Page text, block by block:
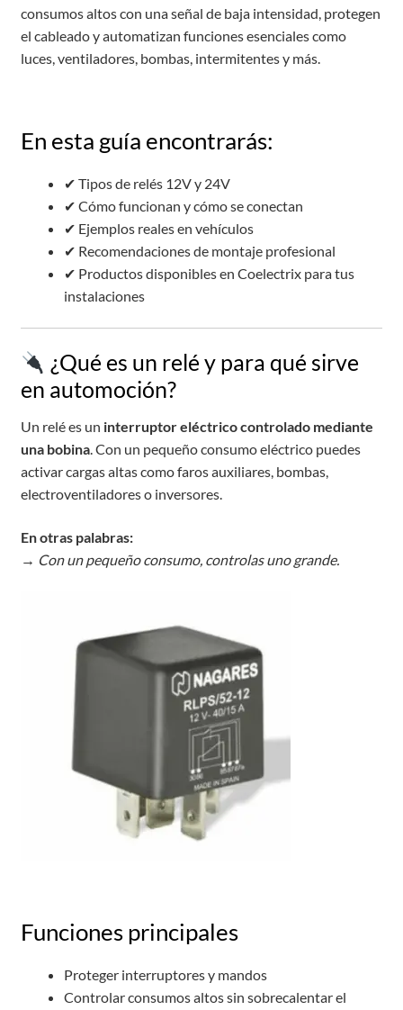
consumos altos con una señal de baja intensidad, protegen
el cableado y automatizan funciones esenciales como
luces, ventiladores, bombas, intermitentes y más.
En esta guía encontrarás:
✔ Tipos de relés 12V y 24V
✔ Cómo funcionan y cómo se conectan
✔ Ejemplos reales en vehículos
✔ Recomendaciones de montaje profesional
✔ Productos disponibles en Coelectrix para tus
instalaciones
¿Qué es un relé y para qué sirve
en automoción?
Un relé es un interruptor eléctrico controlado mediante
una bobina. Con un pequeño consumo eléctrico puedes
activar cargas altas como faros auxiliares, bombas,
electroventiladores o inversores.
En otras palabras:
→ Con un pequeño consumo, controlas uno grande.
Funciones principales
Proteger interruptores y mandos
Controlar consumos altos sin sobrecalentar el